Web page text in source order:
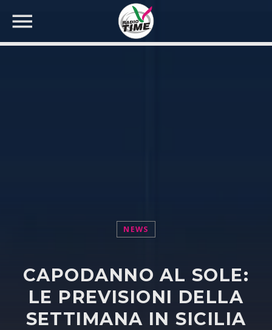
NEWS
CAPODANNO AL SOLE:
LE PREVISIONI DELLA
SETTIMANA IN SICILIA